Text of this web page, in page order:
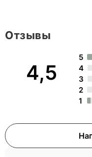
4,5
5
4
3
2
1
Отзывы